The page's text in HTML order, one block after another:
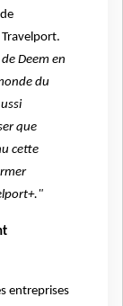
.
Deem en
du
que
cette
entreprises